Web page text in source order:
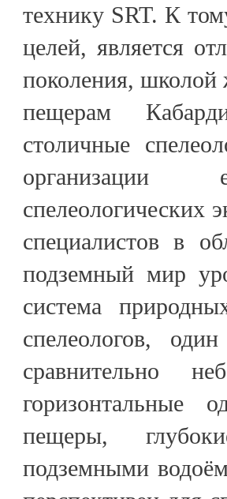
технику SRT. К
целей, является
поколения, школой
пещерам
столичные
организации
специалистов в
подземный мир
система
спелеологов,
сравнительно
горизонтальные
пещеры,
подземными